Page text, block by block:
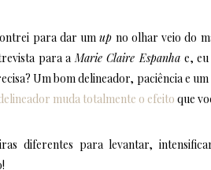
para dar umup no olhar veio do
para a Marie Claire Espanha e,
Um bom delineador, paciência e
muda totalmente o efeito que
diferentes para levantar,